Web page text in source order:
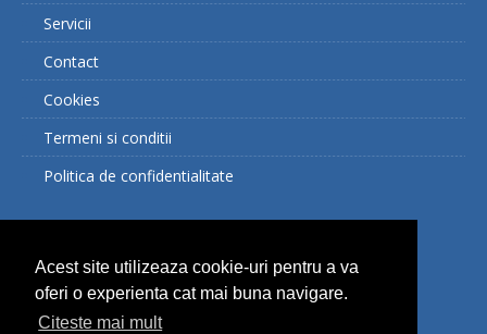
Acest site utilizeaza cookie-uri pentru a va
oferi o experienta cat mai buna navigare.
Citeste mai mult
Servicii
Contact
Cookies
Termeni si conditii
Politica de confidentialitate